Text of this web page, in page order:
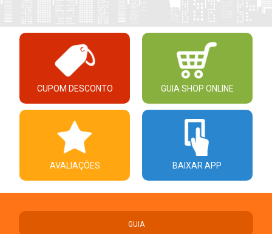
CUPOM DESCONTO GUIA SHOP ONLINE
AVALIAÇÕES BAIXAR APP
GUIA